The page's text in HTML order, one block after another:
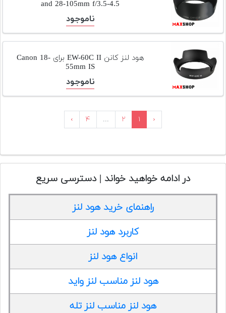
and 28-105mm f/3.5-4.5
ناموجود
هود لنز کانن EW-60C II برای Canon 18-
55mm IS
ناموجود
‹ ۱ ۲ ... ۴ ›
در ادامه خواهید خواند | دسترسی سریع
راهنمای خرید هود لنز
کاربرد هود لنز
انواع هود لنز
هود لنز مناسب لنز واید
هود لنز مناسب لنز تله